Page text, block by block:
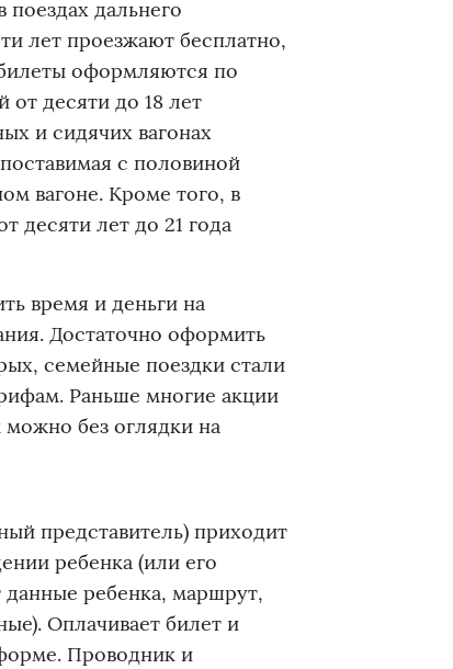
дальнего
лет проезжают бесплатно,
оформляются по
от десяти до 18 лет
и сидячих вагонах
с половиной
вагоне. Кроме того, в
десяти лет до 21 года
время и деньги на
Достаточно оформить
семейные поездки стали
Раньше многие акции
можно без оглядки на
представитель) приходит
ребенка (или его
данные ребенка, маршрут,
Оплачивает билет и
Проводник и